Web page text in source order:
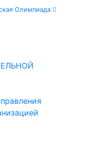
Олимпиада